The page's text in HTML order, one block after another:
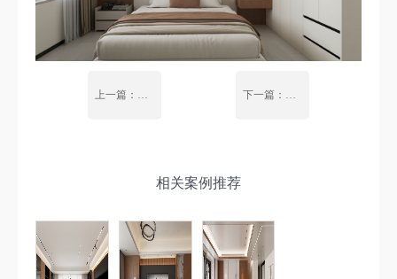
上一篇：国府壹号-145 现代轻奢 下一篇：星耀阅海169-意式轻奢风
相关案例推荐